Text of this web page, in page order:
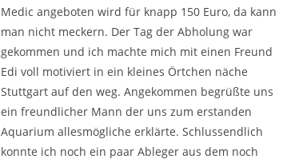
Medic angeboten wird für knapp 150 Euro, da kann
man nicht meckern. Der Tag der Abholung war
gekommen und ich machte mich mit einen Freund
Edi voll motiviert in ein kleines Örtchen näche
Stuttgart auf den weg. Angekommen begrüßte uns
ein freundlicher Mann der uns zum erstanden
Aquarium allesmögliche erklärte. Schlussendlich
konnte ich noch ein paar Ableger aus dem noch